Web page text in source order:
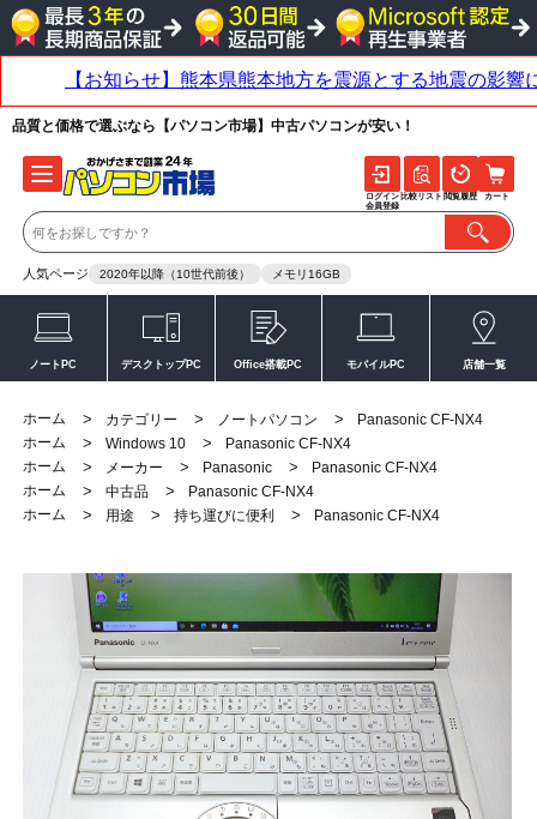
品質と価格で選ぶなら【パソコン市場】中古パソコンが安い！
人気ページ 2020年以降（10世代前後） メモリ16GB
ログイン
会員登録
比較リスト 閲覧履歴 カート
ノートPC デスクトップPC Office搭載PC モバイルPC 店舗一覧
ホーム > カテゴリー > ノートパソコン >
Panasonic CF-NX4
ホーム
> Windows 10 >
Panasonic CF-NX4
ホーム
> メーカー > Panasonic >
Panasonic CF-NX4
ホーム
> 中古品 >
Panasonic CF-NX4
ホーム
> 用途 > 持ち運びに便利 > Panasonic CF-NX4